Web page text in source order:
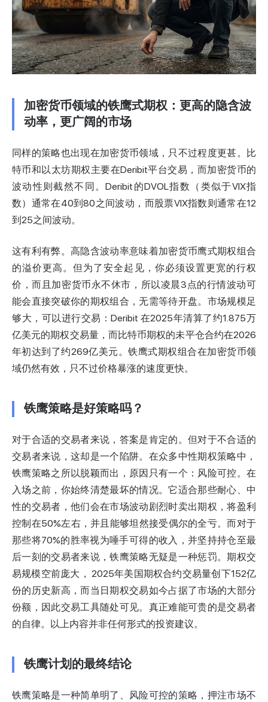
加密货币领域的铁鹰式期权：更高的隐含波
动率，更广阔的市场
同样的策略也出现在加密货币领域，只不过程度更甚。比
特币和以太坊期权主要在Deribit平台交易，而加密货币的
波动性 则截然不同。Deribit的DVOL指数（类似于VIX指
数）通常在40到80之间波动，而股票VIX指数则通常在12
到25之间波动。
这有利有弊。高隐含波动率意味着加密货币鹰式期权组合
的溢价更高。但为了安全起见，你必须设置更宽的行权
价，而且加密货币永不休市，所以凌晨3点的行情波动可
能会直接突破你的期权组合，无需等待开盘。市场规模足
够大，可以进行交易：Deribit 在2025年清算了约1.875万
亿美元的期权交易量，而比特币期权的未平仓合约在2026
年初达到了约269亿美元。铁鹰式期权组合在加密货币领
域仍然有效，只不过价格暴涨的速度更快。
铁鹰策略是好策略吗？
对于合适的交易者来说，答案是肯定的。但对于不合适的
交易者来说，这却是一个陷阱。在众多中性期权策略中，
铁鹰策略之所以脱颖而出，原因只有一个：风险可控。在
入场之前，你始终清楚最坏的情况。它适合那些耐心、中
性的交易者，他们会在市场波动剧烈时卖出期权，将盈利
控制在50%左右，并且能够坦然接受偶尔的全亏。而对于
那些将70%的胜率视为唾手可得的收入，并坚持持仓至最
后一刻的交易者来说，铁鹰策略无疑是一种惩罚。期权交
易规模空前庞大， 2025年美国期权合约交易量创下152亿
份的历史新高，而当日期权交易如今占据了市场的大部分
份额，因此交易工具随处可见。真正难能可贵的是交易者
的自律。以上内容并非任何形式的投资建议。
铁鹰计划的最终结论
铁鹰策略是一种简单明了、风险可控的策略，押注市场不